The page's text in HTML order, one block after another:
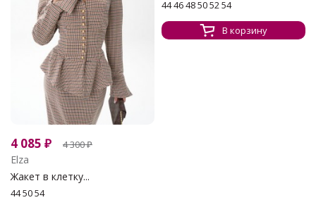
4 085 ₽ 4 300₽
Elza
Жакет в клетку...
44 50 54
44 46 48 50 52 54
В корзину